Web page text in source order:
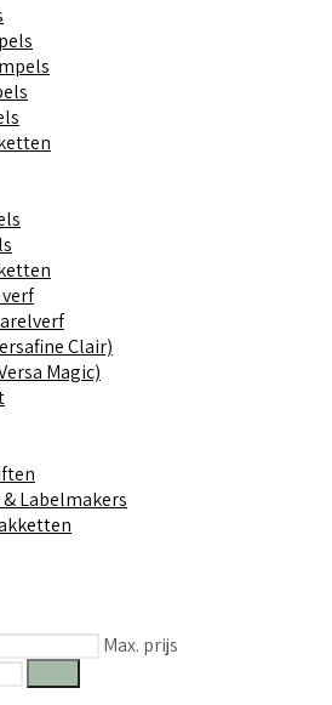
Clair)
Magic)
Labelmakers
Max. prijs